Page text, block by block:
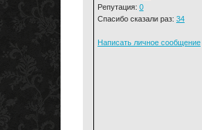
Репутация: 0
Спасибо сказали раз: 34
Написать личное сообщение